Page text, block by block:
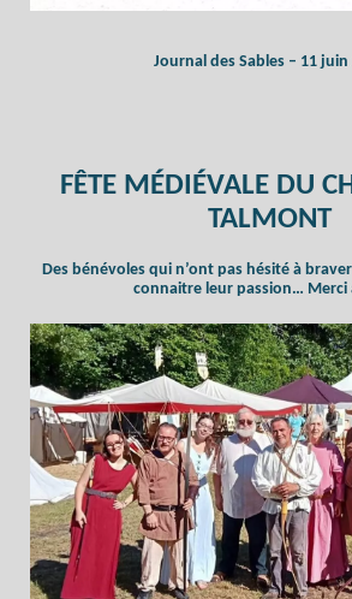
Journal des Sables – 11 juin
FÊTE MÉDIÉVALE DU
TALMONT
Des bénévoles qui n’ont pas hésité à
connaitre leur passion… Merci